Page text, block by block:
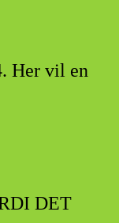
Her vil en
DET